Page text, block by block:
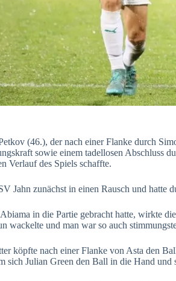
(46.), der nach einer Flanke durch
sowie einem tadellosen Abschluss
Verlauf des Spiels schaffte.
Jahn zunächst in einen Rausch und
in die Partie gebracht hatte, wirkte
wackelte und man war so auch
köpfte nach einer Flanke von Asta den
sich Julian Green den Ball in die Hand